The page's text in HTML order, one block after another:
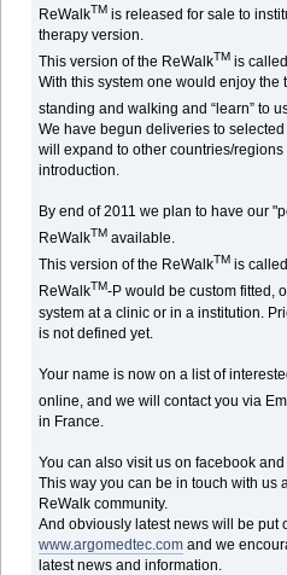
ReWalkTM is released for sale to
therapy version.
This version of the ReWalkTM is called
With this system one would enjoy
standing and walking and “learn” to
We have begun deliveries to
will expand to other countries/
introduction.
By end of 2011 we plan to have our
ReWalkTM available.
This version of the ReWalkTM is called
ReWalkTM-P would be custom fitted,
system at a clinic or in a institution.
is not defined yet.
Your name is now on a list of
online, and we will contact you via
in France.
You can also visit us on facebook
This way you can be in touch with us
ReWalk community.
And obviously latest news will be put
www.argomedtec.com and we
latest news and information.